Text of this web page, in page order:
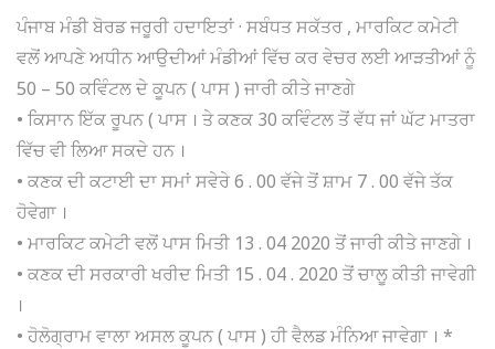
ਪੰਜਾਬ ਮੰਡੀ ਬੋਰਡ ਜਰੂਰੀ ਹਦਾਇਤਾਂ · ਸਬੰਧਤ ਸਕੱਤਰ , ਮਾਰਕਿਟ ਕਮੇਟੀ
ਵਲੋਂ ਆਪਣੇ ਅਧੀਨ ਆਉਦੀਆਂ ਮੰਡੀਆਂ ਵਿੱਚ ਕਰ ਵੇਚਰ ਲਈ ਆੜਤੀਆਂ ਨੂੰ
50 – 50 ਕਵਿੰਟਲ ਦੇ ਕੂਪਨ ( ਪਾਸ ) ਜਾਰੀ ਕੀਤੇ ਜਾਣਗੇ
• ਕਿਸਾਨ ਇੱਕ ਰੂਪਨ ( ਪਾਸ । ਤੇ ਕਣਕ 30 ਕਵਿੰਟਲ ਤੋਂ ਵੱਧ ਜਾਂ ਘੱਟ ਮਾਤਰਾ
ਵਿੱਚ ਵੀ ਲਿਆ ਸਕਦੇ ਹਨ ।
• ਕਣਕ ਦੀ ਕਟਾਈ ਦਾ ਸਮਾਂ ਸਵੇਰੇ 6 . 00 ਵੱਜੇ ਤੋਂ ਸ਼ਾਮ 7 . 00 ਵੱਜੇ ਤੱਕ
ਹੋਵੇਗਾ ।
• ਮਾਰਕਿਟ ਕਮੇਟੀ ਵਲੋਂ ਪਾਸ ਮਿਤੀ 13 . 04 2020 ਤੋਂ ਜਾਰੀ ਕੀਤੇ ਜਾਣਗੇ ।
• ਕਣਕ ਦੀ ਸਰਕਾਰੀ ਖਰੀਦ ਮਿਤੀ 15 . 04 . 2020 ਤੋਂ ਚਾਲੂ ਕੀਤੀ ਜਾਵੇਗੀ
।
• ਹੋਲੋਗ੍ਰਾਮ ਵਾਲਾ ਅਸਲ ਕੂਪਨ ( ਪਾਸ ) ਹੀ ਵੈਲਡ ਮੰਨਿਆ ਜਾਵੇਗਾ । *